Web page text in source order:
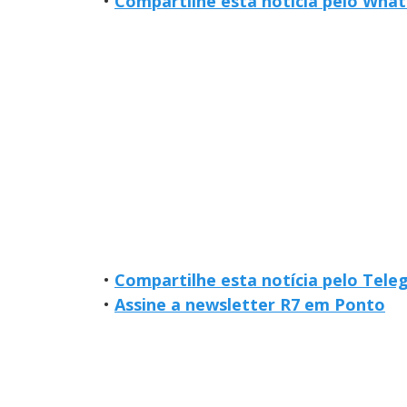
• Compartilhe esta notícia pelo
• Assine a newsletter R7 em Ponto